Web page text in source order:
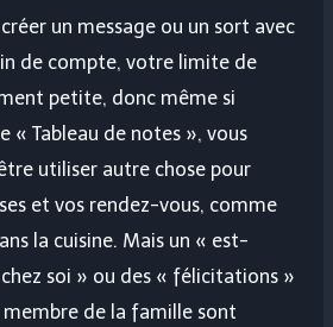
un message ou un sort avec
de compte, votre limite de
petite, donc même si
« Tableau de notes », vous
utiliser autre chose pour
et vos rendez-vous, comme
la cuisine. Mais un « est-
soi » ou des « félicitations »
membre de la famille sont